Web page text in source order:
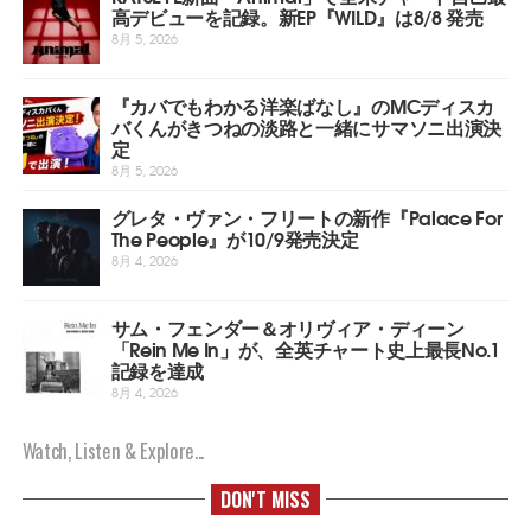
高デビューを記録。新EP『WILD』は8/8 発売
8月 5, 2026
『カバでもわかる洋楽ばなし』のMCディスカ
バくんがきつねの淡路と一緒にサマソニ出演決
定
8月 5, 2026
グレタ・ヴァン・フリートの新作『Palace For
The People』が10/9発売決定
8月 4, 2026
サム・フェンダー＆オリヴィア・ディーン
「Rein Me In」が、全英チャート史上最長No.1
記録を達成
8月 4, 2026
Watch, Listen & Explore...
DON'T MISS